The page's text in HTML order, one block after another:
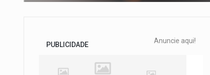
PUBLICIDADE Anuncie aqui!